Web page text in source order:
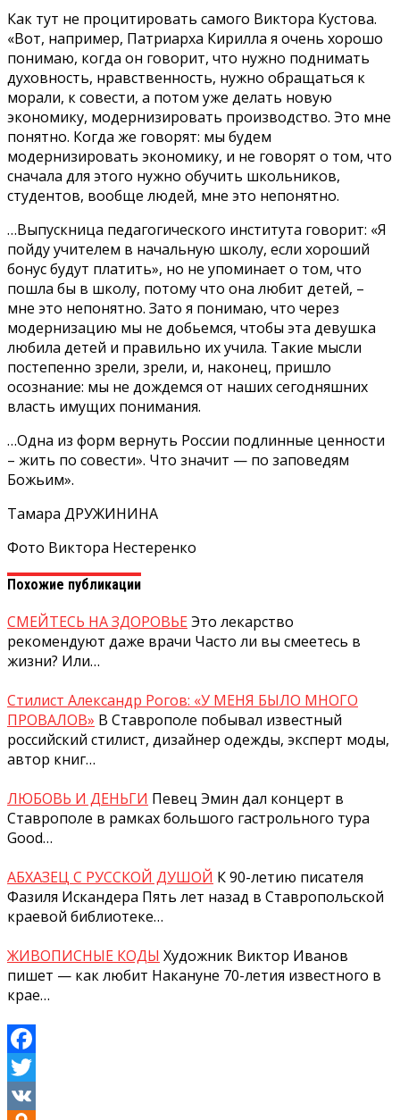
Как тут не процитировать самого Виктора Кустова.
«Вот, например, Патриарха Кирилла я очень хорошо
понимаю, когда он говорит, что нужно поднимать
духовность, нравственность, нужно обращаться к
морали, к совести, а потом уже делать новую
экономику, модернизировать производство. Это мне
понятно. Когда же говорят: мы будем
модернизировать экономику, и не говорят о том, что
сначала для этого нужно обучить школьников,
студентов, вообще людей, мне это непонятно.
…Выпускница педагогического института говорит: «Я
пойду учителем в начальную школу, если хороший
бонус будут платить», но не упоминает о том, что
пошла бы в школу, потому что она любит детей, –
мне это непонятно. Зато я понимаю, что через
модернизацию мы не добьемся, чтобы эта девушка
любила детей и правильно их учила. Такие мысли
постепенно зрели, зрели, и, наконец, пришло
осознание: мы не дождемся от наших сегодняшних
власть имущих понимания.
…Одна из форм вернуть России подлинные ценности
– жить по совести». Что значит — по заповедям
Божьим».
Тамара ДРУЖИНИНА
Фото Виктора Нестеренко
Похожие публикации
СМЕЙТЕСЬ НА ЗДОРОВЬЕЭто лекарство
рекомендуют даже врачи Часто ли вы смеетесь в
жизни? Или…
Стилист Александр Рогов: «У МЕНЯ БЫЛО МНОГО
ПРОВАЛОВ» В Ставрополе побывал известный
российский стилист, дизайнер одежды, эксперт моды,
автор книг…
ЛЮБОВЬ И ДЕНЬГИ Певец Эмин дал концерт в
Ставрополе в рамках большого гастрольного тура
Good…
АБХАЗЕЦ С РУССКОЙ ДУШОЙ К 90-летию писателя
Фазиля Искандера Пять лет назад в Ставропольской
краевой библиотеке…
ЖИВОПИСНЫЕ КОДЫ Художник Виктор Иванов
пишет — как любит Накануне 70-летия известного в
крае…
Facebook
Twitter